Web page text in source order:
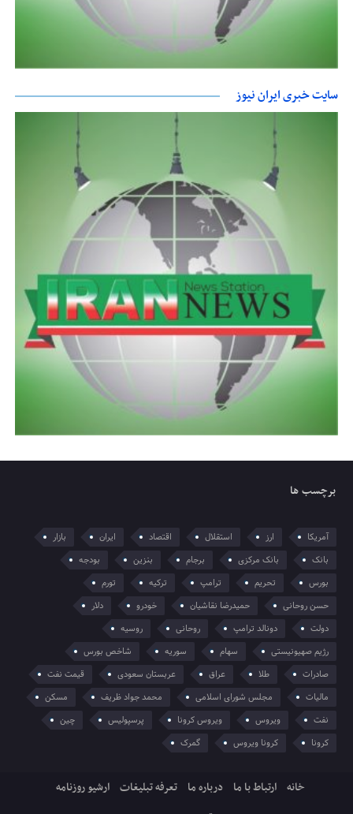
سایت خبری ایران نیوز
برچسب ها
آمریکا ارز استقلال اقتصاد ایران
بازار
بانک
بانک مرکزی برجام بنزین
بودجه
بورس
تحریم ترامپ ترکیه
تورم
حسن روحانی
حمیدرضا نقاشیان خودرو
دلار
دولت
دونالد ترامپ روحانی
روسیه
رژیم صهیونیستی
سهام سوریه
شاخص بورس
صادرات
طلا عراق عربستان سعودی
قیمت نفت
مالیات
مجلس شورای اسلامی محمد جواد ظریف
مسکن
نفت
ویروس ویروس کرونا پرسپولیس
چین
کرونا
کرونا ویروس گمرک
خانه ارتباط با ما درباره ما تعرفه تبلیغات ارشیو روزنامه